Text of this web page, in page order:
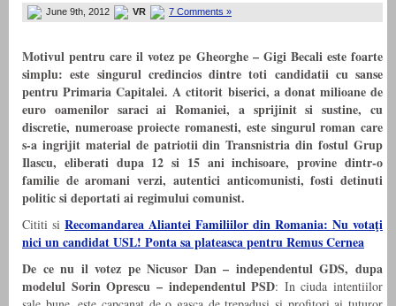
June 9th, 2012 VR 7 Comments »
Motivul pentru care il votez pe Gheorghe – Gigi Becali este foarte
simplu: este singurul credincios dintre toti candidatii cu sanse
pentru Primaria Capitalei. A ctitorit biserici, a donat milioane de
euro oamenilor saraci ai Romaniei, a sprijinit si sustine, cu
discretie, numeroase proiecte romanesti, este singurul roman care
s-a ingrijit material de patriotii din Transnistria din fostul Grup
Ilascu, eliberati dupa 12 si 15 ani inchisoare, provine dintr-o
familie de aromani verzi, autentici anticomunisti, fosti detinuti
politic si deportati ai regimului comunist.
Cititi si Recomandarea Aliantei Familiilor din Romania: Nu votaţi
nici un candidat USL! Ponta sa plateasca pentru Remus Cernea
De ce nu il votez pe Nicusor Dan – independentul GDS, dupa
modelul Sorin Oprescu – independentul PSD: In ciuda intentiilor